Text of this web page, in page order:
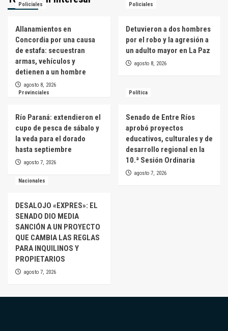
Policiales
Allanamientos en
Concordia por una causa
de estafa: secuestran
armas, vehículos y
detienen a un hombre
agosto 8, 2026
Policiales
Detuvieron a dos hombres
por el robo y la agresión a
un adulto mayor en La Paz
agosto 8, 2026
Provinciales
Río Paraná: extendieron el
cupo de pesca de sábalo y
la veda para el dorado
hasta septiembre
agosto 7, 2026
Política
Senado de Entre Ríos
aprobó proyectos
educativos, culturales y de
desarrollo regional en la
10.ª Sesión Ordinaria
agosto 7, 2026
Nacionales
DESALOJO «EXPRES»: EL
SENADO DIO MEDIA
SANCIÓN A UN PROYECTO
QUE CAMBIA LAS REGLAS
PARA INQUILINOS Y
PROPIETARIOS
agosto 7, 2026